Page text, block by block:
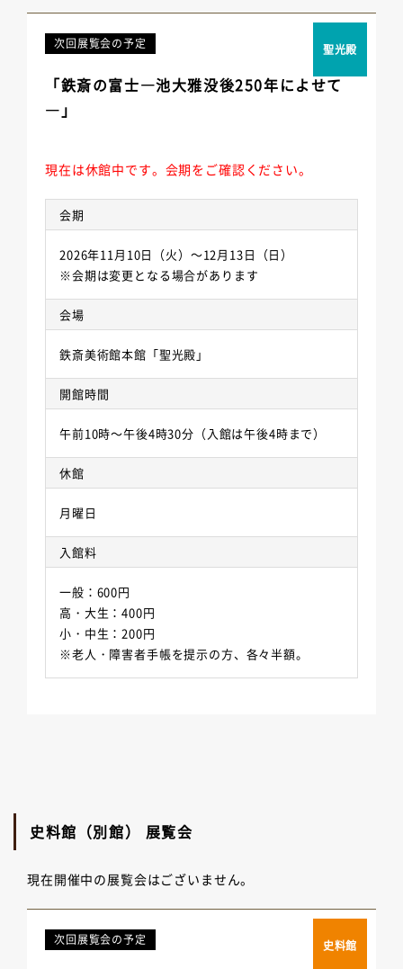
聖光殿
次回展覧会の予定
「鉄斎の富士―池大雅没後250年によせて
―」
現在は休館中です。会期をご確認ください。
会期
2026年11月10日（火）～12月13日（日）
※会期は変更となる場合があります
会場
鉄斎美術館本館「聖光殿」
開館時間
午前10時～午後4時30分（入館は午後4時まで）
休館
月曜日
入館料
一般：600円
高・大生：400円
小・中生：200円
※老人・障害者手帳を提示の方、各々半額。
史料館（別館） 展覧会
現在開催中の展覧会はございません。
史料館
次回展覧会の予定